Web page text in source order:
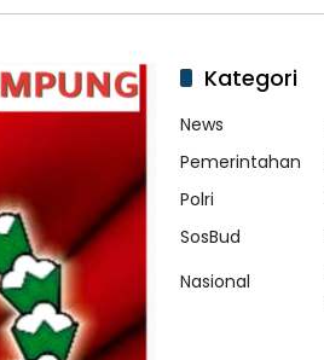
Kategori
News
Pemerintahan
Polri
SosBud
Nasional